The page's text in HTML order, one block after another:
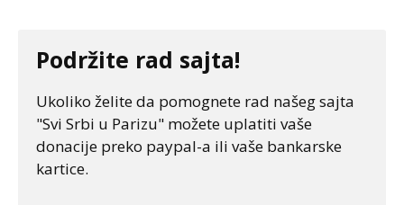
Podržite rad sajta!
Ukoliko želite da pomognete rad našeg sajta
"Svi Srbi u Parizu" možete uplatiti vaše
donacije preko paypal-a ili vaše bankarske
kartice.